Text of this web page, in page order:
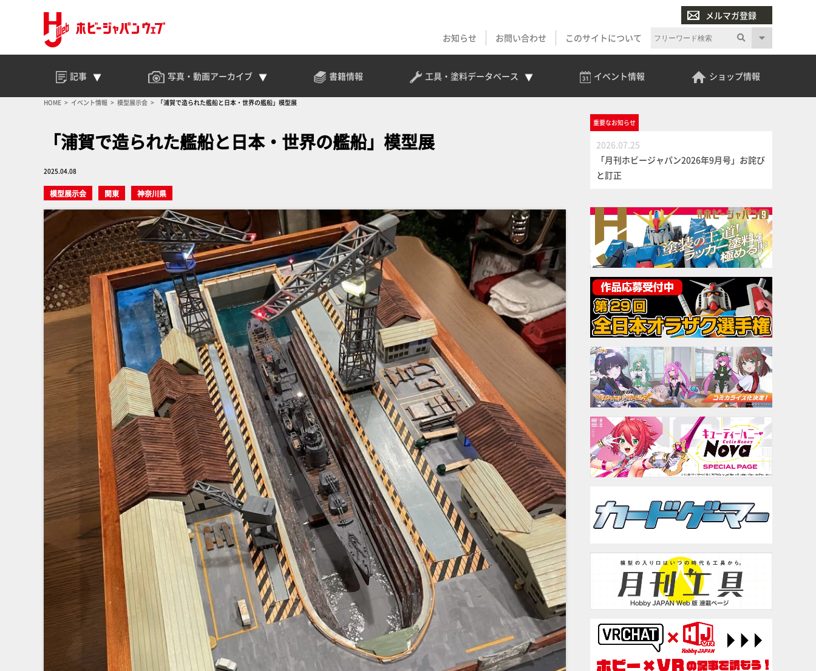
メルマガ登録
お知らせ
お問い合わせ このサイトについて
記事 写真・動画アーカイブ 書籍情報 工具・塗料データベース イベント情報 ショップ情報
HOME イベント情報 模型展示会 「浦賀で造られた艦船と日本・世界の艦船」模型展
「浦賀で造られた艦船と日本・世界の艦船」模型展
2025.04.08
模型展示会 関東 神奈川県
重要なお知らせ
2026.07.25
「月刊ホビージャパン2026年9月号」お詫び
と訂正